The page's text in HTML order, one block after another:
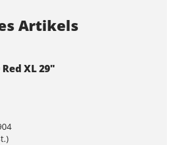
Artikels
Red XL 29"